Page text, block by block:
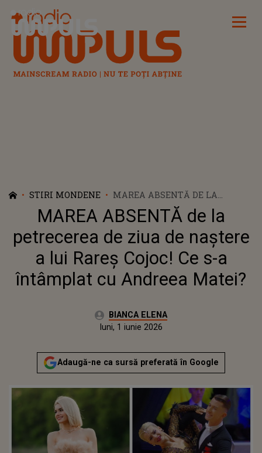
Radio Impuls
STIRI MONDENE
MAREA ABSENTĂ DE LA
PETRECEREA DE ZIUA DE
NAȘTERE A LUI RAREȘ COJOC!
CE S-A ÎNTÂMPLAT CU
ANDREEA MATEI?
MAREA ABSENTĂ de la
petrecerea de ziua de naștere
a lui Rareș Cojoc! Ce s-a
întâmplat cu Andreea Matei?
Autor:BIANCA ELENA
Publicat:
luni, 1 iunie 2026
Adaugă-ne ca sursă preferată în Google